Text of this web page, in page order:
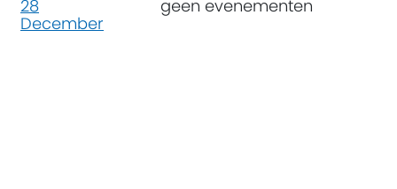
28
December
geen evenementen